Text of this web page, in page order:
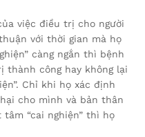
việc điều trị cho người
với thời gian mà họ
càng ngắn thì bệnh
thành công hay không lại
Chỉ khi họ xác định
cho mình và bản thân
“cai nghiện” thì họ